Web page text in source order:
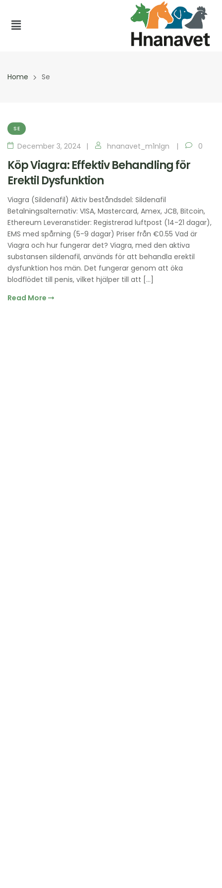
Home Se
SE
December 3, 2024 hnanavet_m1nlgn 0
Köp Viagra: Effektiv Behandling för
Erektil Dysfunktion
Viagra (Sildenafil​) Aktiv beståndsdel: Sildenafil
Betalningsalternativ: VISA, Mastercard, Amex, JCB, Bitcoin,
Ethereum Leveranstider: Registrerad luftpost (14-21 dagar),
EMS med spårning (5-9 dagar) Priser från €0.55 Vad är
Viagra och hur fungerar det? Viagra, med den aktiva
substansen sildenafil, används för att behandla erektil
dysfunktion hos män. Det fungerar genom att öka
blodflödet till penis, vilket hjälper till att […]
Read More